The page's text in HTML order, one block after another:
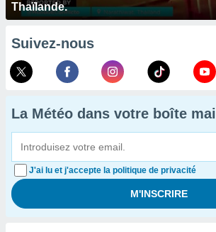
Thaïlande.
Suivez-nous
La Météo dans votre boîte mail
J'ai lu et j'accepte la politique de privacité